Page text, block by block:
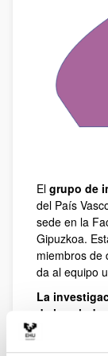
El grupo de
del País
sede en la
Gipuzkoa.
miembros de
da al equipo
La
de la salud,
completo de